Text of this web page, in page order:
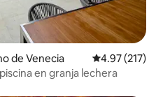
de Venecia Calificación
4.97 (217)
en granja lechera